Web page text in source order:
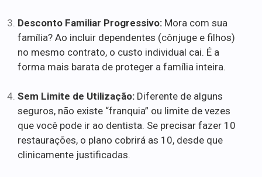
Desconto Familiar Progressivo: Mora com sua
família? Ao incluir dependentes (cônjuge e filhos)
no mesmo contrato, o custo individual cai. É a
forma mais barata de proteger a família inteira.
Sem Limite de Utilização: Diferente de alguns
seguros, não existe “franquia” ou limite de vezes
que você pode ir ao dentista. Se precisar fazer 10
restaurações, o plano cobrirá as 10, desde que
clinicamente justificadas.